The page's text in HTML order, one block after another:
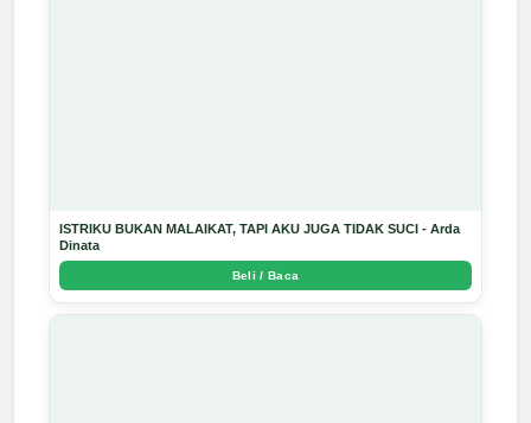
ISTRIKU BUKAN MALAIKAT, TAPI AKU JUGA TIDAK SUCI - Arda
Dinata
Beli / Baca